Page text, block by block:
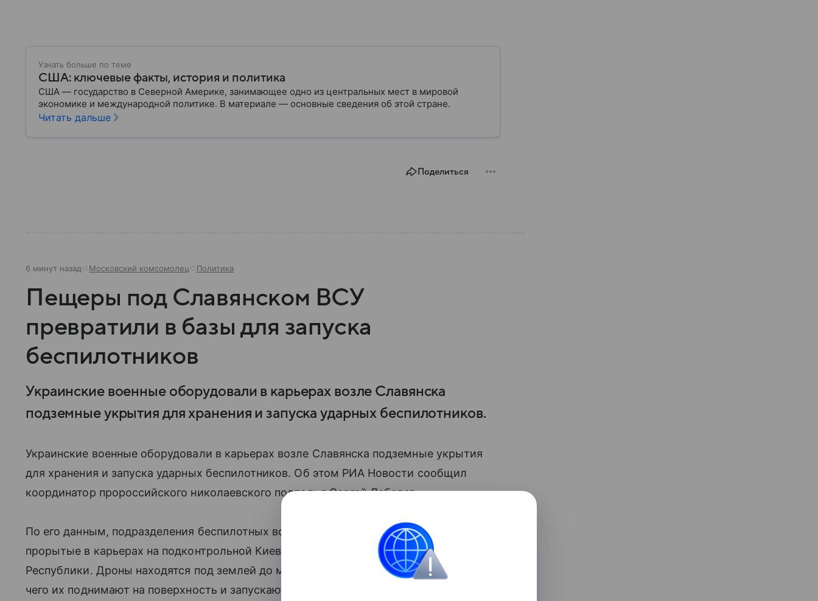
Узнать больше по теме
США: ключевые факты, история и политика
США — государство в Северной Америке, занимающее одно из центральных мест в мировой
экономике и международной политике. В материале — основные сведения об этой стране.
Читать дальше
Поделиться
6 минут назад Московский комсомолец Политика
Пещеры под Славянском ВСУ
превратили в базы для запуска
беспилотников
Украинские военные оборудовали в карьерах возле Славянска
подземные укрытия для хранения и запуска ударных беспилотников.
Украинские военные оборудовали в карьерах возле Славянска подземные укрытия
для хранения и запуска ударных беспилотников. Об этом РИА Новости сообщил
координатор пророссийского николаевского подполья Сергей Лебедев.
По его данным, подразделения беспилотных войск ВСУ используют пещеры,
прорытые в карьерах на подконтрольной Киеву территории Донецкой Народной
Республики. Дроны находятся под землей до момента подготовки к вылету, после
чего их поднимают на поверхность и запускают.